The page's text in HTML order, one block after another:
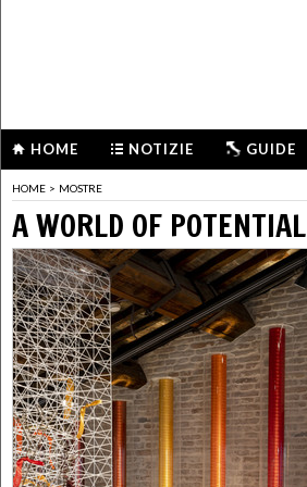
HOME NOTIZIE GUIDE
HOME > MOSTRE
A WORLD OF POTENTIAL